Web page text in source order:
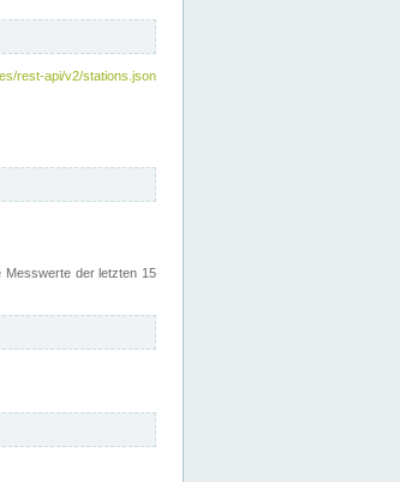
rest-api/v2/stations.json
der letzten 15